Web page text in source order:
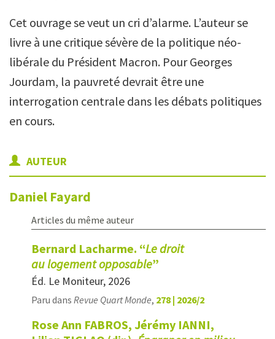
Cet ouvrage se veut un cri d’alarme. L’auteur se
livre à une critique sévère de la politique néo-
libérale du Président Macron. Pour Georges
Jourdam, la pauvreté devrait être une
interrogation centrale dans les débats politiques
en cours.
AUTEUR
Daniel Fayard
Articles du même auteur
Bernard Lacharme. “Le droit
au logement opposable”
Éd. Le Moniteur, 2026
Paru dans Revue Quart Monde, 278 | 2026/2
Rose Ann FABROS, Jérémy IANNI,